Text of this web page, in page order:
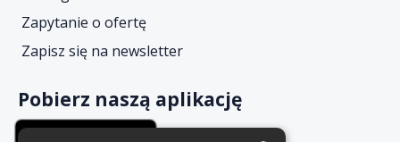
Zapytanie o ofertę
Zapisz się na newsletter
Pobierz naszą aplikację